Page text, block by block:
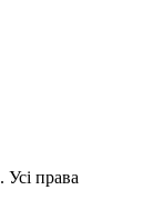
. Усі права